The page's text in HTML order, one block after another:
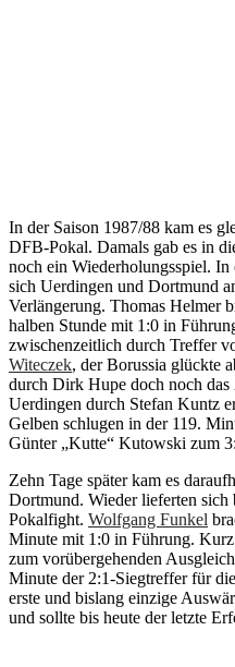
In der Saison 1987/88 kam es
DFB-Pokal. Damals gab es in
noch ein Wiederholungsspiel.
sich Uerdingen und Dortmund
Verlängerung. Thomas Helmer
halben Stunde mit 1:0 in
zwischenzeitlich durch Treffer
Witeczek, der Borussia glückte
durch Dirk Hupe doch noch
Uerdingen durch Stefan Kuntz
Gelben schlugen in der 119.
Günter „Kutte“ Kutowski zum
Zehn Tage später kam es
Dortmund. Wieder lieferten sich
Pokalfight. Wolfgang Funkel
Minute mit 1:0 in Führung.
zum vorübergehenden
Minute der 2:1-Siegtreffer für
erste und bislang einzige
und sollte bis heute der letzte